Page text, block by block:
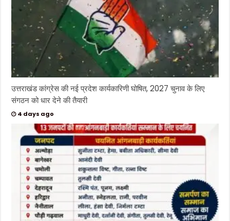
उत्तराखंड कांग्रेस की नई प्रदेश कार्यकारिणी घोषित, 2027 चुनाव के लिए
संगठन को धार देने की तैयारी
4 days ago